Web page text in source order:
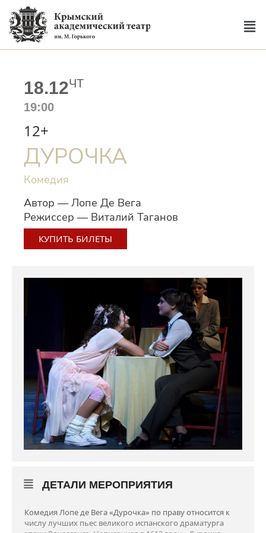
18.12ЧТ
19:00
12+
КУПИТЬ БИЛЕТЫ
Автор — Лопе Де Вега
Режиссер — Виталий Таганов
ДУРОЧКА
Комедия
ДЕТАЛИ МЕРОПРИЯТИЯ
Комедия Лопе де Вега «Дурочка» по праву относится к
числу лучших пьес великого испанского драматурга